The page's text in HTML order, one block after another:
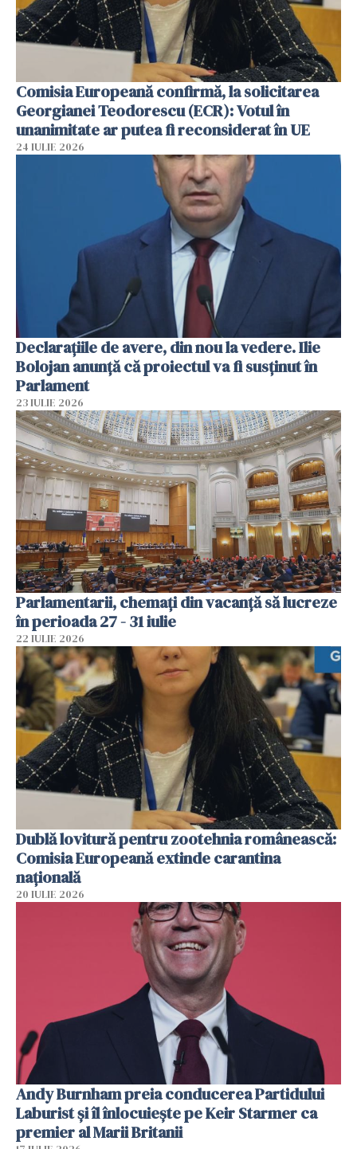
Comisia Europeană confirmă, la solicitarea
Georgianei Teodorescu (ECR): Votul în
unanimitate ar putea fi reconsiderat în UE
24 IULIE 2026
Declarațiile de avere, din nou la vedere. Ilie
Bolojan anunță că proiectul va fi susținut în
Parlament
23 IULIE 2026
Parlamentarii, chemați din vacanță să lucreze
în perioada 27 - 31 iulie
22 IULIE 2026
Dublă lovitură pentru zootehnia românească:
Comisia Europeană extinde carantina
națională
20 IULIE 2026
Andy Burnham preia conducerea Partidului
Laburist și îl înlocuiește pe Keir Starmer ca
premier al Marii Britanii